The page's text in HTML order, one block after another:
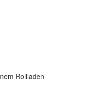
Rollladen